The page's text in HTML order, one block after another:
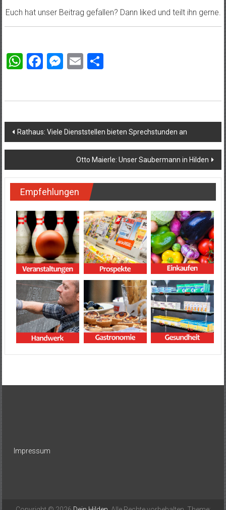
Euch hat unser Beitrag gefallen? Dann liked und teilt ihn gerne.
WhatsApp
Facebook
Messenger
EmailTeilen
Beitragsnavigation
Rathaus: Viele Dienststellen bieten Sprechstunden an
Otto Maierle: Unser Saubermann in Hilden
Empfehlungen
Impressum